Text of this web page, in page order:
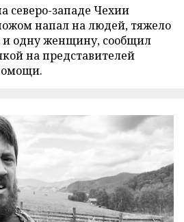
северо-западе Чехии
напал на людей, тяжело
одну женщину, сообщил
на представителей